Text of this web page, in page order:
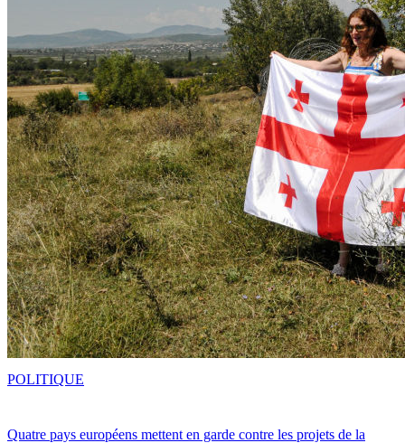
Quatre pays européens mettent en garde contre les projets de la
POLITIQUE